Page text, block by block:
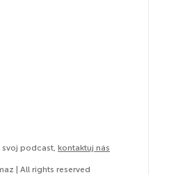
svoj podcast, kontaktuj nás
| All rights reserved